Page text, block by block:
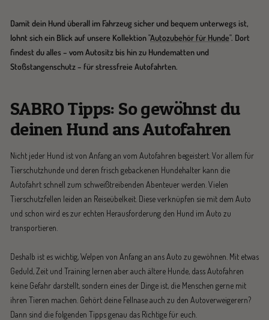
Damit dein Hund überall im Fahrzeug sicher und bequem unterwegs ist,
lohnt sich ein Blick auf unsere Kollektion "Autozubehör für Hunde". Dort
findest du alles – vom Autositz bis hin zu Hundematten und
Stoßstangenschutz – für stressfreie Autofahrten.
SABRO Tipps: So gewöhnst du
deinen Hund ans Autofahren
Nicht jeder Hund ist von Anfang an vom Autofahren begeistert. Vor allem für
Tierschutzhunde und deren frisch gebackenen Hundehalter kann die
Autofahrt schnell zum schweißtreibenden Abenteuer werden. Vielen
Tierschutzfellen leiden an Reiseübelkeit. Diese verknüpfen sie mit dem Auto
und schon wird es zur echten Herausforderung den Hund im Auto zu
transportieren.
Deshalb ist es wichtig, Welpen von Anfang an ans Auto zu gewöhnen. Mit etwas
Geduld, Zeit und Training lernen aber auch ältere Hunde, dass Autofahren
keine Gefahr darstellt, sondern eines der Dinge ist, die Menschen gerne mit
ihren Tieren machen. Gehört deine Fellnase auch zu den Autoverweigerern?
Dann sind die folgenden Tipps genau das Richtige für euch.